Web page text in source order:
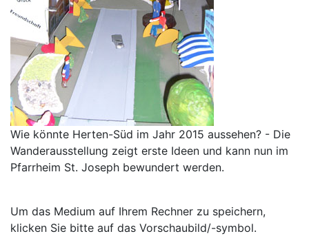
Wie könnte Herten-Süd im Jahr 2015 aussehen? - Die
Wanderausstellung zeigt erste Ideen und kann nun im
Pfarrheim St. Joseph bewundert werden.
Um das Medium auf Ihrem Rechner zu speichern,
klicken Sie bitte auf das Vorschaubild/-symbol.